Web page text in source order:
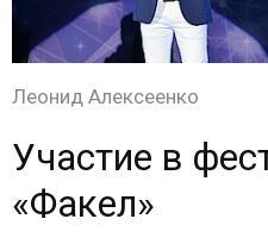
Леонид Алексеенко
Участие в
«Факел»